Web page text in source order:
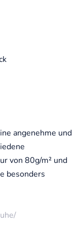
angenehme und
von 80g/m² und
besonders